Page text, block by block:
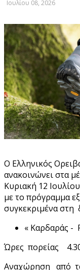
Ιουλίου 08, 2026
Ο Ελληνικός
ανακοινώνει στα
Κυριακή 12
με το πρόγραμμα
συγκεκριμένα στη
« Καρδαράς -
Ώρες πορείας
Αναχώρηση από